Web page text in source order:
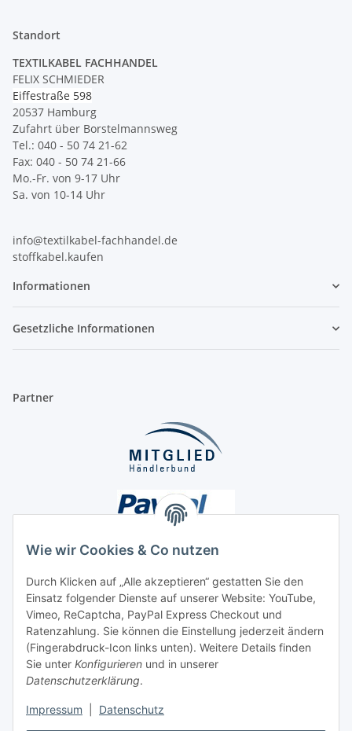
Wie wir Cookies & Co nutzen
Durch Klicken auf „Alle akzeptieren“ gestatten Sie den
Einsatz folgender Dienste auf unserer Website: YouTube,
Vimeo, ReCaptcha, PayPal Express Checkout und
Ratenzahlung. Sie können die Einstellung jederzeit ändern
(Fingerabdruck-Icon links unten). Weitere Details finden
Sie unter Konfigurieren und in unserer
Datenschutzerklärung.
Impressum Datenschutz
Standort
TEXTILKABEL FACHHANDEL
FELIX SCHMIEDER
Eiffestraße 598
20537 Hamburg
Zufahrt über Borstelmannsweg
Tel.: 040 - 50 74 21-62
Fax: 040 - 50 74 21-66
Mo.-Fr. von 9-17 Uhr
Sa. von 10-14 Uhr
info@textilkabel-fachhandel.de
stoffkabel.kaufen
Informationen
Gesetzliche Informationen
Partner
Unsere Seiten
Social Media
Vertrag widerrufen